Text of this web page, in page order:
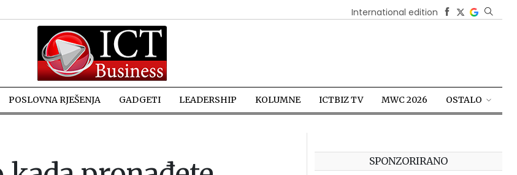
International edition
POSLOVNA RJEŠENJA GADGETI LEADERSHIP KOLUMNE ICTBIZ TV MWC 2026 OSTALO
SPONZORIRANO